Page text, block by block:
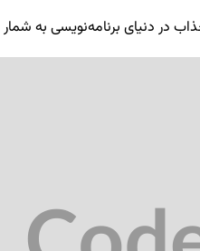
در دنیای برنامه‌نویسی به شمار